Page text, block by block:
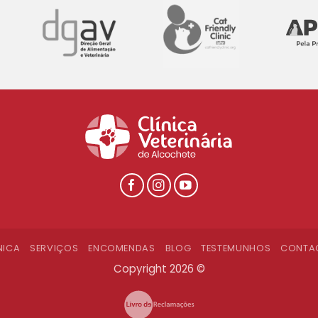
SERVIÇOS ENCOMENDAS BLOG TESTEMUNHOS
Copyright 2026 ©